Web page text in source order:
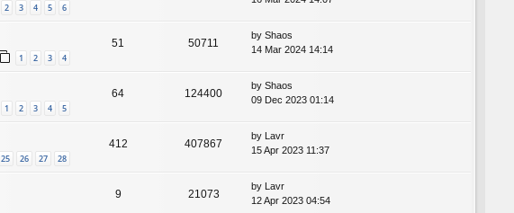
2 3 4 5 6
1 2 3 4
51 50711
by Shaos
14 Mar 2024 14:14
1 2 3 4 5
64 124400
by Shaos
09 Dec 2023 01:14
25 26 27 28
412 407867
by Lavr
15 Apr 2023 11:37
9 21073
by Lavr
12 Apr 2023 04:54